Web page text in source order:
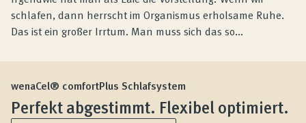
schlafen, dann herrscht im Organismus erholsame Ruhe.
Das ist ein großer Irrtum. Man muss sich das so...
wenaCel® comfortPlus Schlafsystem
Perfekt abgestimmt. Flexibel optimiert.